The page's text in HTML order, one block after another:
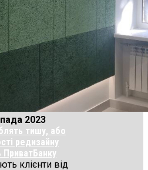
2023
тишу, або
редизайну
ПриватБанку
клієнти від